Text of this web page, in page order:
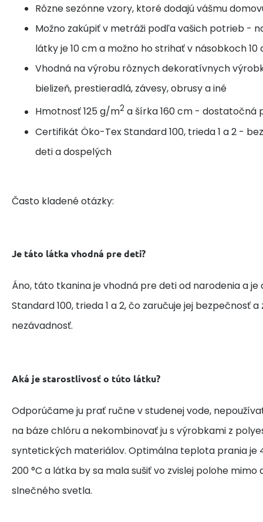
Rôzne sezónne vzory, ktoré dodajú vášmu
Možno zakúpiť v metráži podľa vašich potrieb -
látky je 10 cm a možno ho strihať v násobkoch 10
Vhodná na výrobu rôznych dekoratívnych
bielizeň, prestieradlá, závesy, obrusy a iné
Hmotnosť 125 g/m2 a šírka 160 cm - dostatočná
Certifikát Öko-Tex Standard 100, trieda 1 a 2 -
deti a dospelých
Často kladené otázky:
Je táto látka vhodná pre deti?
Áno, táto tkanina je vhodná pre deti od narodenia a
Standard 100, trieda 1 a 2, čo zaručuje jej bezpečnosť
nezávadnosť.
Aká je starostlivosť o túto látku?
Odporúčame ju prať ručne v studenej vode,
na báze chlóru a nekombinovať ju s výrobkami z
syntetických materiálov. Optimálna teplota prania je
200 °C a látka by sa mala sušiť vo zvislej polohe
slnečného svetla.